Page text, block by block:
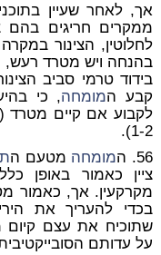
אך, לאחר שעיין
ממקרים חריגים בהם
לחלוטין, הצינור
בהנחה ויש מטרד רעש,
קבע המומחה, כי
1-2).
56. ה
מומחה מטעם ה
ציין כאמור באופן
מקרקעין. אך, כאמור
בכדי להעריך את
שתוכיח את עצם קיום
על עדותם